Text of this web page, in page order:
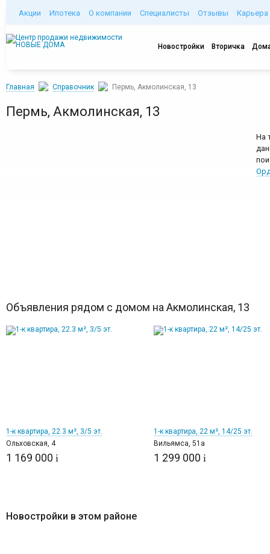
Акции Ипотека О компании Специалисты Отзывы Карьера
Новостройки Вторичка
Главная Справочник Пермь, Акмолинская, 13
Пермь, Акмолинская, 13
На
Объявления рядом с домом на Акмолинская, 13
1-к квартира, 22.3 м², 3/5 эт.
Ольховская, 4
1 169 000 i
1-к квартира, 22 м², 14/25 эт.
Вильямса, 51а
1 299 000 i
Новостройки в этом районе